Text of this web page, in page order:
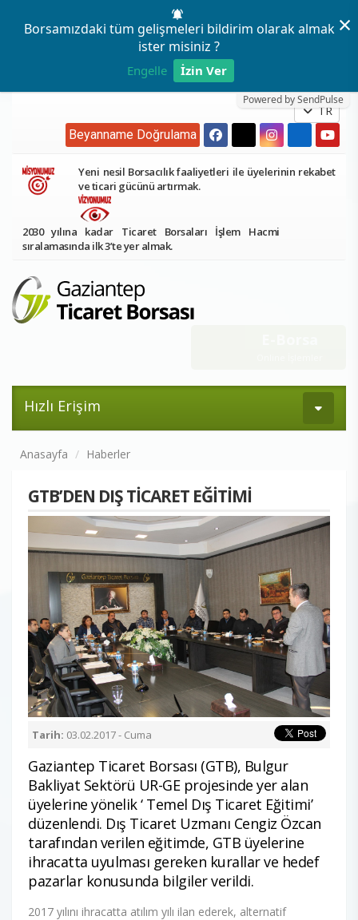
Borsamızdaki tüm gelişmeleri bildirim olarak almak
ister misiniz ?
Engelle İzin Ver
Powered by SendPulse
×
TR
Beyanname Doğrulama
Yeni nesil Borsacılık faaliyetleri ile üyelerinin rekabet
ve ticari gücünü artırmak.
2030 yılına kadar Ticaret Borsaları İşlem Hacmi
sıralamasında ilk 3’te yer almak.
Hızlı Erişim
Anasayfa Haberler
GTB’DEN DIŞ TİCARET EĞİTİMİ
Tarih: 03.02.2017 - Cuma
Gaziantep Ticaret Borsası (GTB), Bulgur
Bakliyat Sektörü UR-GE projesinde yer alan
üyelerine yönelik ‘ Temel Dış Ticaret Eğitimi’
düzenlendi. Dış Ticaret Uzmanı Cengiz Özcan
tarafından verilen eğitimde, GTB üyelerine
ihracatta uyulması gereken kurallar ve hedef
pazarlar konusunda bilgiler verildi.
2017 yılını ihracatta atılım yılı ilan ederek, alternatif